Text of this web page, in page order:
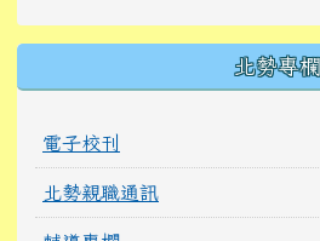
北勢專欄
電子校刊
北勢親職通訊